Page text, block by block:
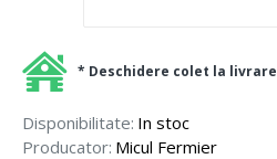
Disponibilitate: In stoc
Producator: Micul Fermier
* Deschidere colet la livrare